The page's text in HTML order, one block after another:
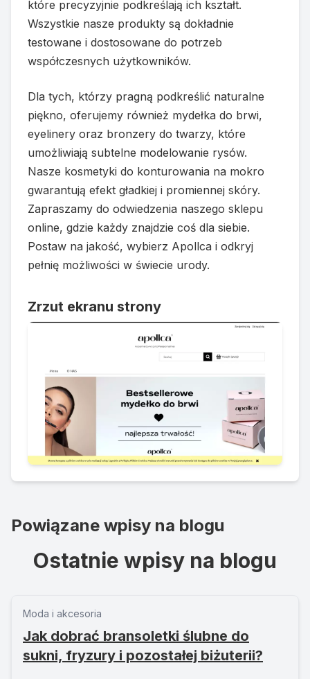
które precyzyjnie podkreślają ich kształt.
Wszystkie nasze produkty są dokładnie
testowane i dostosowane do potrzeb
współczesnych użytkowników.
Dla tych, którzy pragną podkreślić naturalne
piękno, oferujemy również mydełka do brwi,
eyelinery oraz bronzery do twarzy, które
umożliwiają subtelne modelowanie rysów.
Nasze kosmetyki do konturowania na mokro
gwarantują efekt gładkiej i promiennej skóry.
Zapraszamy do odwiedzenia naszego sklepu
online, gdzie każdy znajdzie coś dla siebie.
Postaw na jakość, wybierz Apollca i odkryj
pełnię możliwości w świecie urody.
Zrzut ekranu strony
Powiązane wpisy na blogu
Ostatnie wpisy na blogu
Moda i akcesoria
Jak dobrać bransoletki ślubne do
sukni, fryzury i pozostałej biżuterii?